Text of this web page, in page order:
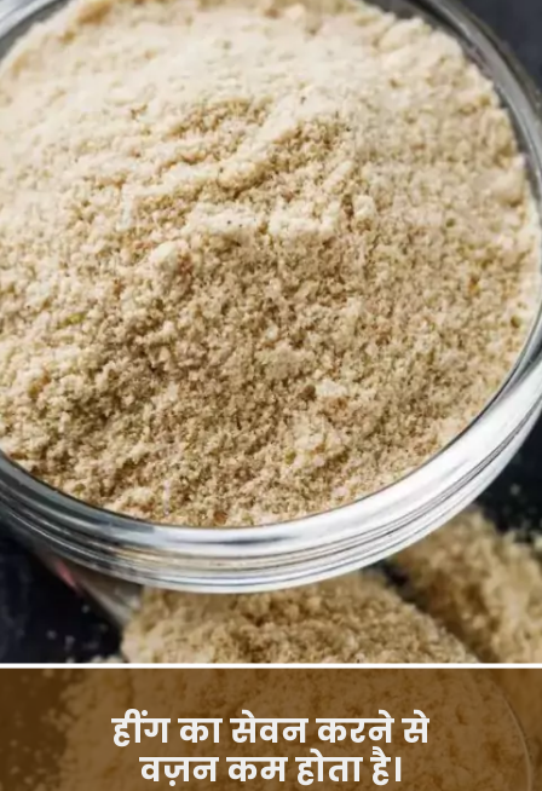
हींग का सेवन करने से
वज़न कम होता है।